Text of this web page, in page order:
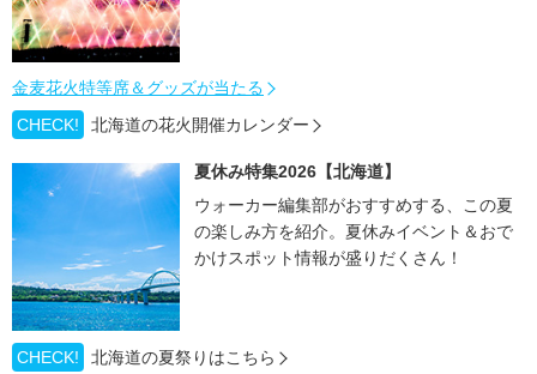
金麦花火特等席＆グッズが当たる
CHECK!
北海道の花火開催カレンダー
夏休み特集2026【北海道】
ウォーカー編集部がおすすめする、この夏
の楽しみ方を紹介。夏休みイベント＆おで
かけスポット情報が盛りだくさん！
CHECK! 北海道の夏祭りはこちら